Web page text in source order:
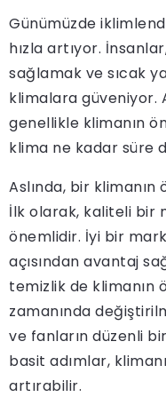
Günümüzde
hızla artıyor.
sağlamak ve sıcak
klimalara güveniyor.
genellikle klimanın
klima ne kadar süre
Aslında, bir
İlk olarak, kaliteli bir
önemlidir. İyi bir
açısından avantaj
temizlik de klimanın
zamanında
ve fanların düzenli
basit adımlar,
artırabilir.